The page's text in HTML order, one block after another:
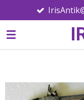
au
contenu